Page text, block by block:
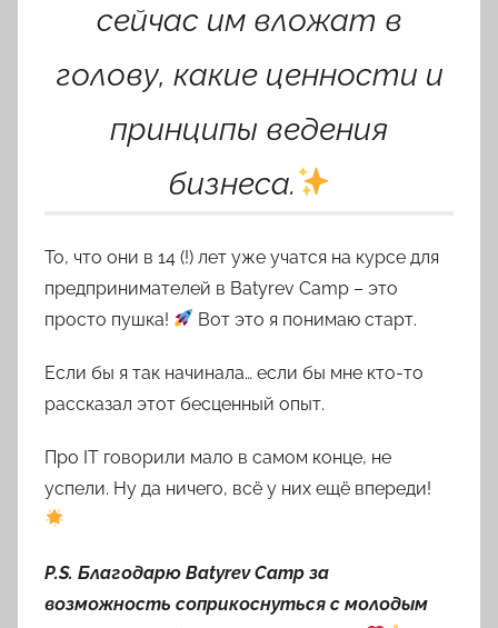
сейчас им вложат в
голову, какие ценности и
принципы ведения
бизнеса.
То, что они в 14 (!) лет уже учатся на курсе для
предпринимателей в Batyrev Camp – это
просто пушка!
Вот это я понимаю старт.
Если бы я так начинала… если бы мне кто-то
рассказал этот бесценный опыт.
Про IT говорили мало в самом конце, не
успели. Ну да ничего, всё у них ещё впереди!
P.S. Благодарю Batyrev Camp за
возможность соприкоснуться с молодым